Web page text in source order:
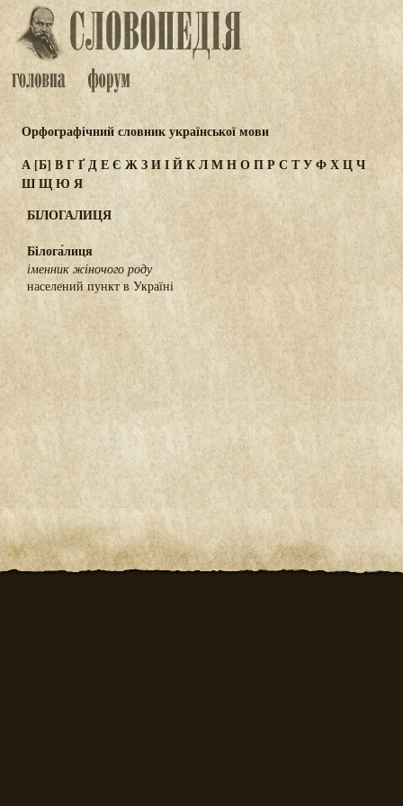
Орфографічний словник української мови
А[Б] ВГҐДЕЄ ЖЗИІЙКЛМНОПР СТУФХЦЧ
ШЩЮЯ
БІЛОГАЛИЦЯ
Білога́лиця
іменник жіночого роду
населений пункт в Україні